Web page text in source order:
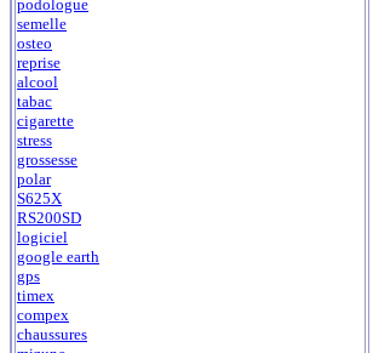
podologue
semelle
osteo
reprise
alcool
tabac
cigarette
stress
grossesse
polar
S625X
RS200SD
logiciel
google earth
gps
timex
compex
chaussures